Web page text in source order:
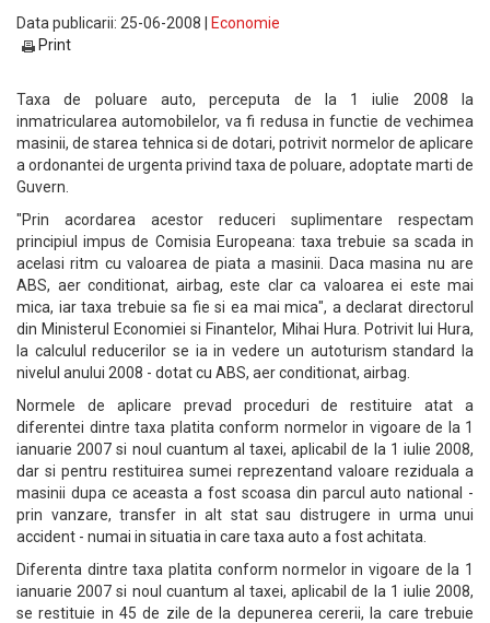
Data publicarii: 25-06-2008 |
Economie
Print
Taxa de poluare auto, perceputa de la 1 iulie 2008 la
inmatricularea automobilelor, va fi redusa in functie de vechimea
masinii, de starea tehnica si de dotari, potrivit normelor de aplicare
a ordonantei de urgenta privind taxa de poluare, adoptate marti de
Guvern.
"Prin acordarea acestor reduceri suplimentare respectam
principiul impus de Comisia Europeana: taxa trebuie sa scada in
acelasi ritm cu valoarea de piata a masinii. Daca masina nu are
ABS, aer conditionat, airbag, este clar ca valoarea ei este mai
mica, iar taxa trebuie sa fie si ea mai mica", a declarat directorul
din Ministerul Economiei si Finantelor, Mihai Hura. Potrivit lui Hura,
la calculul reducerilor se ia in vedere un autoturism standard la
nivelul anului 2008 - dotat cu ABS, aer conditionat, airbag.
Normele de aplicare prevad proceduri de restituire atat a
diferentei dintre taxa platita conform normelor in vigoare de la 1
ianuarie 2007 si noul cuantum al taxei, aplicabil de la 1 iulie 2008,
dar si pentru restituirea sumei reprezentand valoare reziduala a
masinii dupa ce aceasta a fost scoasa din parcul auto national -
prin vanzare, transfer in alt stat sau distrugere in urma unui
accident - numai in situatia in care taxa auto a fost achitata.
Diferenta dintre taxa platita conform normelor in vigoare de la 1
ianuarie 2007 si noul cuantum al taxei, aplicabil de la 1 iulie 2008,
se restituie in 45 de zile de la depunerea cererii, la care trebuie